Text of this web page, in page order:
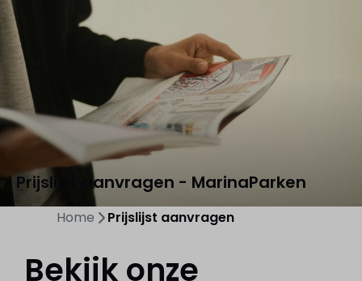
Prijslijst aanvragen - MarinaParken
Home Prijslijst aanvragen
Bekijk onze